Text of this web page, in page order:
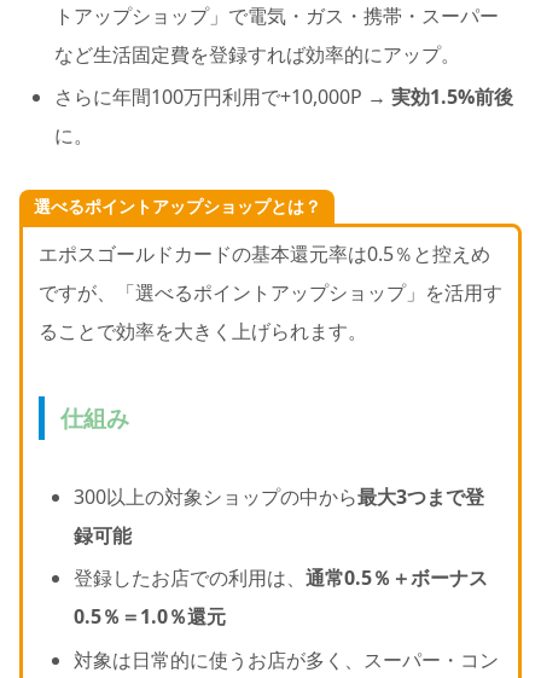
トアップショップ」で電気・ガス・携帯・スーパー
など生活固定費を登録すれば効率的にアップ。
さらに年間100万円利用で+10,000P →実効1.5%前後
に。
選べるポイントアップショップとは？
エポスゴールドカードの基本還元率は0.5％と控えめ
ですが、「選べるポイントアップショップ」を活用す
ることで効率を大きく上げられます。
仕組み
300以上の対象ショップの中から最大3つまで登
録可能
登録したお店での利用は、 通常0.5％＋ボーナス
0.5％＝1.0％還元
対象は日常的に使うお店が多く、スーパー・コン